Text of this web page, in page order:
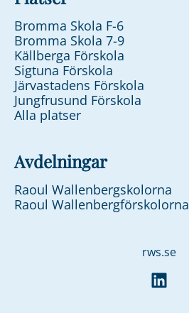
Bromma Skola F-6
Bromma Skola 7-9
Källberga Förskola
Sigtuna Förskola
Järvastadens Förskola
Jungfrusund Förskola
Alla platser
Avdelningar
Raoul Wallenbergskolorna
Raoul Wallenbergförskolorna
rws.se